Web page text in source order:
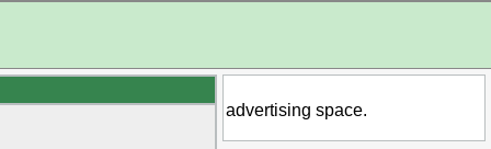
advertising space.